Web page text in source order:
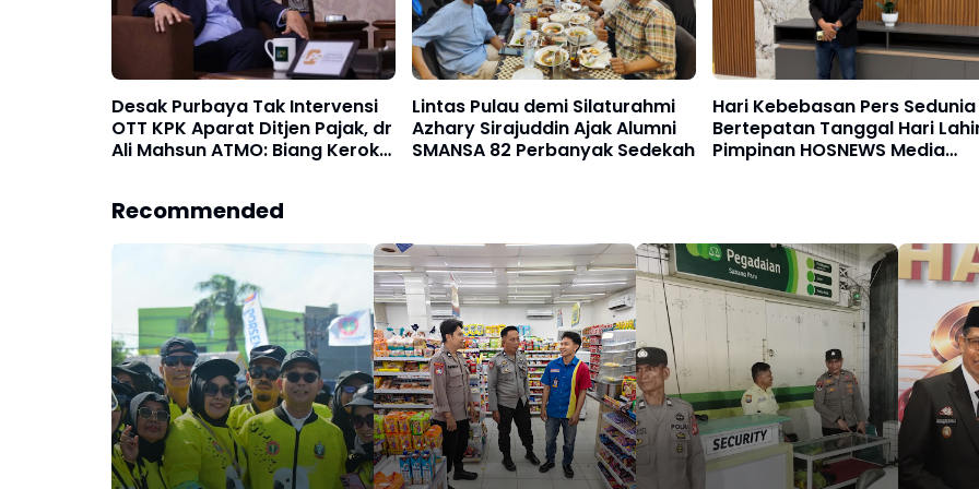
Desak Purbaya Tak Intervensi
OTT KPK Aparat Ditjen Pajak, dr
Ali Mahsun ATMO: Biang Kerok
Lintas Pulau demi Silaturahmi
Azhary Sirajuddin Ajak Alumni
SMANSA 82 Perbanyak Sedekah
Hari Kebebasan Pers Sedunia
Bertepatan Tanggal Hari
Pimpinan HOSNEWS Media
Recommended